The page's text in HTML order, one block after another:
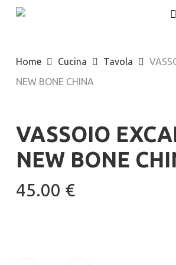
Skip
content
Home Cucina Tavola
NEW BONE CHINA
VASSOIO
NEW BONE
45.00 €